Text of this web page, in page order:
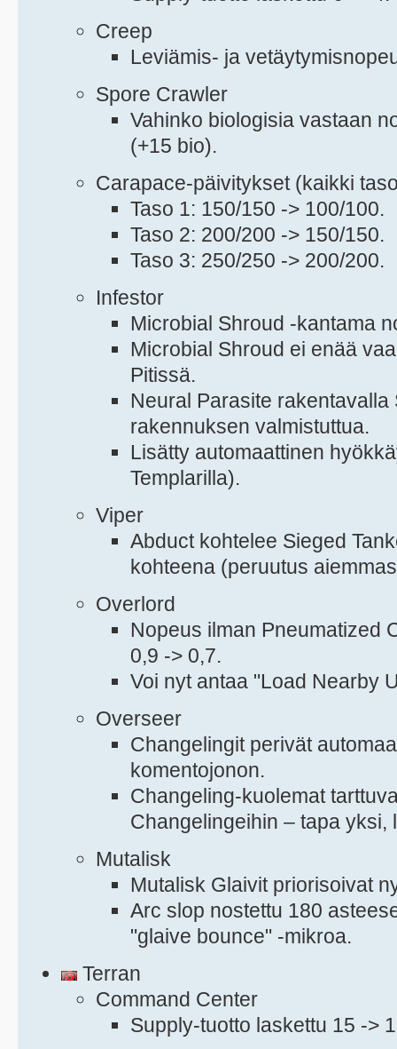
Creep
Leviämis- ja
Spore Crawler
Vahinko biologisia vastaan
(+15 bio).
Carapace-päivitykset (kaikki
Taso 1: 150/150 -> 100/100.
Taso 2: 200/200 -> 150/150.
Taso 3: 250/250 -> 200/200.
Infestor
Microbial Shroud -kantama
Microbial Shroud ei enää
Pitissä.
Neural Parasite
rakennuksen valmistuttua.
Lisätty automaattinen
Templarilla).
Viper
Abduct kohtelee Sieged
kohteena (peruutus
Overlord
Nopeus ilman Pneumatized
0,9 -> 0,7.
Voi nyt antaa "Load Nearby
Overseer
Changelingit perivät
komentojonon.
Changeling-kuolemat
Changelingeihin – tapa yksi,
Mutalisk
Mutalisk Glaivit priorisoivat
Arc slop nostettu 180
"glaive bounce" -mikroa.
Terran
Command Center
Supply-tuotto laskettu 15 ->